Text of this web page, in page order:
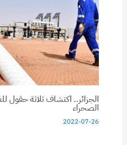
الجزائر.. اكتشاف ثلاثة حقول
الصحراء
2022-07-26